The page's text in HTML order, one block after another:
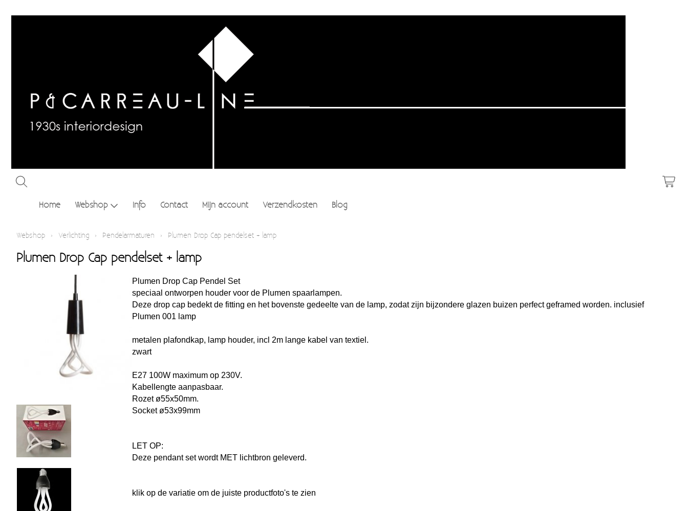
Home Webshop Info Contact Mijn account Verzendkosten Blog
Webshop › Verlichting › Pendelarmaturen › Plumen Drop Cap pendelset + lamp
Plumen Drop Cap pendelset + lamp
Plumen Drop Cap Pendel Set
speciaal ontworpen houder voor de Plumen spaarlampen.
Deze drop cap bedekt de fitting en het bovenste gedeelte van de lamp, zodat zijn bijzondere glazen buizen perfect geframed worden. inclusief
Plumen 001 lamp
metalen plafondkap, lamp houder, incl 2m lange kabel van textiel.
zwart
E27 100W maximum op 230V.
Kabellengte aanpasbaar.
Rozet ø55x50mm.
Socket ø53x99mm
LET OP:
Deze pendant set wordt MET lichtbron geleverd.
klik op de variatie om de juiste productfoto's te zien